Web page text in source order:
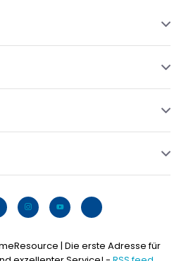
| Die erste Adresse für